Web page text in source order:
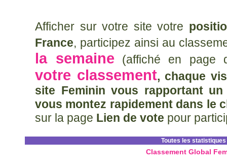
Afficher sur votre site votre
France, participez ainsi au
la semaine (affiché en page
votre classement, chaque
site Feminin vous rapportant un
vous montez rapidement dans le
sur la page Lien de vote pour
Toutes les statistiques
Classement Global